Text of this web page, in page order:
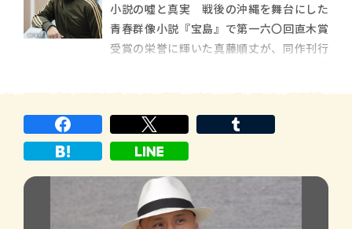
小説の噓と真実 戦後の沖縄を舞台にした
青春群像小説『宝島』で第一六〇回直木賞
受賞の栄誉に輝いた真藤順丈が、同作刊行
も明らかだが、長編を主戦場としてきた作
家にとってキャリア初となる独立短編集